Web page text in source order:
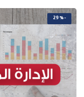
-29%